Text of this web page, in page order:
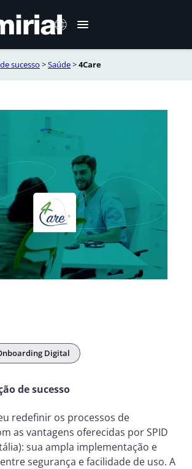
Deutsch
sucesso >Saúde>4Care
Digital
de sucesso
redefinir os processos de
as vantagens oferecidas por SPID
sua ampla implementação e
segurança e facilidade de uso. A